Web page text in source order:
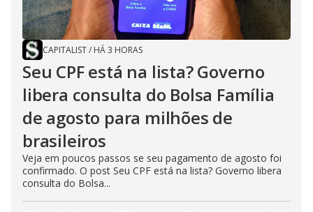
CAPITALIST/ HÁ 3 HORAS
Seu CPF está na lista? Governo
libera consulta do Bolsa Família
de agosto para milhões de
brasileiros
Veja em poucos passos se seu pagamento de agosto foi
confirmado. O post Seu CPF está na lista? Governo libera
consulta do Bolsa...